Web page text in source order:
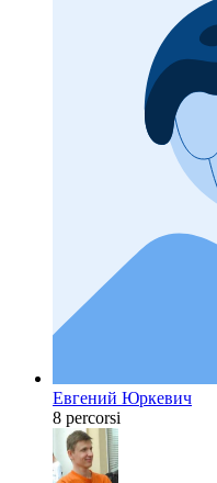
Евгений Юркевич
8 percorsi